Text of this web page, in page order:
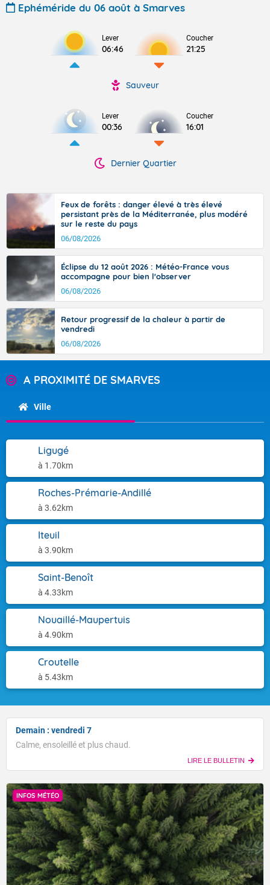
Ephéméride du 06 août à Smarves
Lever
06:46
Coucher
21:25
Sauveur
Lever
00:36
Coucher
16:01
Dernier Quartier
Feux de forêts : danger élevé à très élevé
persistant près de la Méditerranée, plus modéré
sur le reste du pays
06/08/2026
Éclipse du 12 août 2026 : Météo-France vous
accompagne pour bien l'observer
06/08/2026
Retour progressif de la chaleur à partir de
vendredi
06/08/2026
A PROXIMITÉ DE SMARVES
Ville
Ligugé
à 1.70km
Roches-Prémarie-Andillé
à 3.62km
Iteuil
à 3.90km
Saint-Benoît
à 4.33km
Nouaillé-Maupertuis
à 4.90km
Croutelle
à 5.43km
Demain : vendredi 7
Calme, ensoleillé et plus chaud.
LIRE LE BULLETIN
INFOS MÉTÉO